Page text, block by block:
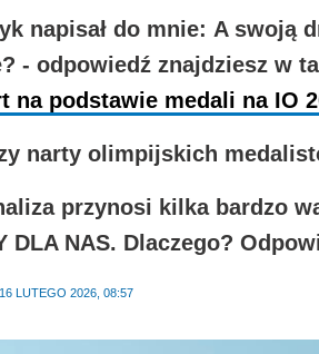
napisał do mnie: A swoją
- odpowiedź znajdziesz w
podstawie medali na IO
narty olimpijskich
przynosi kilka bardzo
DLA NAS. Dlaczego?
16 LUTEGO 2026, 08:57